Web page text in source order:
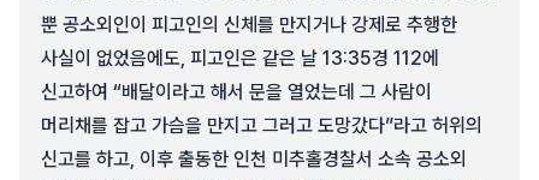
뿐 공소외인이 피고인의 신체를 만지거나 강제로 추행한
사실이 없었음에도, 피고인은 같은 날 13:35경 112에
신고하여 “배달이라고 해서 문을 열었는데 그 사람이
머리채를 잡고 가슴을 만지고 그러고 도망갔다”라고 허위의
신고를 하고, 이후 출동한 인천 미추홀경찰서 소속 공소외